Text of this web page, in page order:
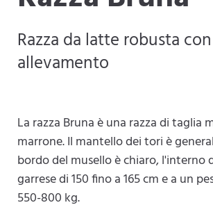
Razza da latte robusta
allevamento
La razza Bruna è una razza di
marrone. Il mantello dei tori è
bordo del musello è chiaro, l'interno
garrese di 150 fino a 165 cm e a un
550-800 kg.